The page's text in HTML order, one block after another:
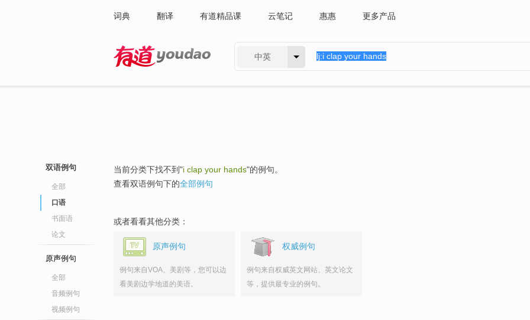
词典 翻译 有道精品课 云笔记 惠惠 更多产品
中英
双语例句
全部
口语
书面语
论文
原声例句
全部
音频例句
视频例句
当前分类下找不到"i clap your hands"的例句。
查看双语例句下的全部例句
或者看看其他分类：
原声例句
例句来自VOA、美剧等，您可以边
看美剧边学地道的美语。
权威例句
例句来自权威英文网站、英文论文
等，提供最专业的例句。